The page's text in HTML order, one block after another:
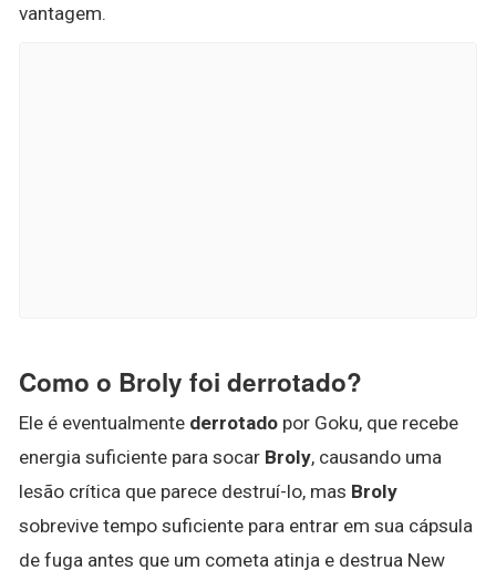
vantagem.
Como o Broly foi derrotado?
Ele é eventualmente derrotado por Goku, que recebe
energia suficiente para socar Broly, causando uma
lesão crítica que parece destruí-lo, mas Broly
sobrevive tempo suficiente para entrar em sua cápsula
de fuga antes que um cometa atinja e destrua New